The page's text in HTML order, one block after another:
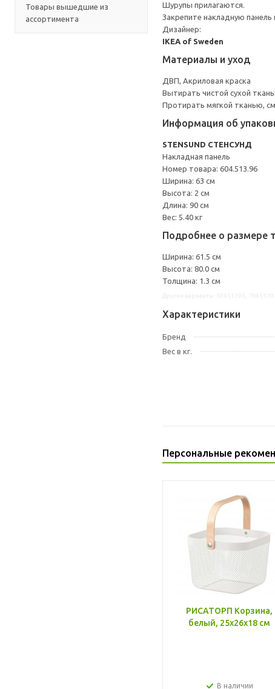
Товары вышедшие из
ассортимента
Шурупы прилагаются.
Закрепите накладную
Дизайнер:
IKEA of Sweden
Материалы и уход
ДВП, Акриловая краска
Вытирать чистой сухой
Протирать мягкой тканью,
Информация об
STENSUND СТЕНСУНД
Накладная панель
Номер товара: 604.513.96
Ширина: 63 см
Высота: 2 см
Длина: 90 см
Вес: 5.40 кг
Подробнее о размере
Ширина: 61.5 см
Высота: 80.0 см
Толщина: 1.3 см
Характеристики
Бренд
Вес в кг.
Персональные
РИСАТОРП Корзина,
белый, 25x26x18 см
В наличии